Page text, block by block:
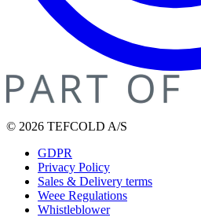
© 2026 TEFCOLD A/S
GDPR
Privacy Policy
Sales & Delivery terms
Weee Regulations
Whistleblower